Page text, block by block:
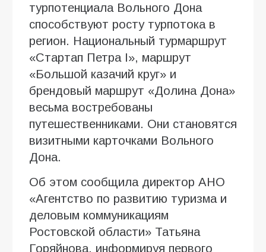
турпотенциала Вольного Дона
способствуют росту турпотока в
регион. Национальный турмаршрут
«Стартап Петра I», маршрут
«Большой казачий круг» и
брендовый маршрут «Долина Дона»
весьма востребованы
путешественниками. Они становятся
визитными карточками Вольного
Дона.
Об этом сообщила директор АНО
«Агентство по развитию туризма и
деловым коммуникациям
Ростовской области» Татьяна
Горяйнова, информируя первого